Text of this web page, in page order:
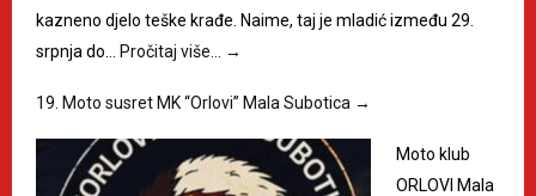
kazneno djelo teške krađe. Naime, taj je mladić između 29.
srpnja do…
Pročitaj više… →
19. Moto susret MK “Orlovi” Mala Subotica →
Moto klub
ORLOVI Mala